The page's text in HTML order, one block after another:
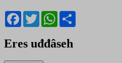
Facebook
TwitterWhatsApp
Eres uđđâseh